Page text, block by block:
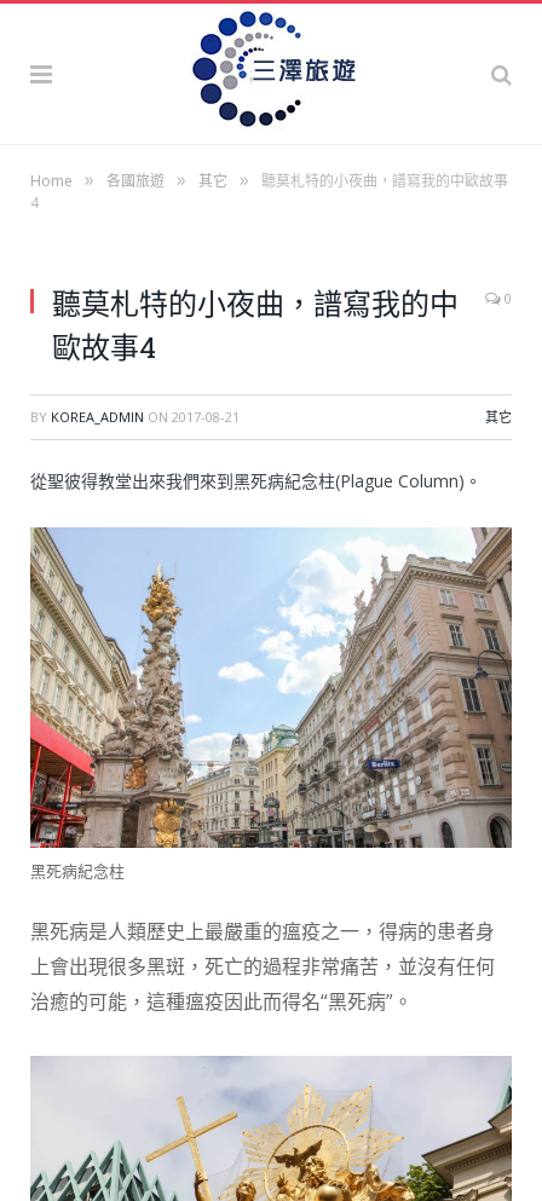
Home » 各國旅遊 » 其它 »
聽莫札特的小夜曲，譜寫我的中歐故事
4
聽莫札特的小夜曲，譜寫我的中
歐故事4
0
BY KOREA_ADMIN ON 2017-08-21 其它
從聖彼得教堂出來我們來到黑死病紀念柱(Plague Column)。
黑死病紀念柱
黑死病是人類歷史上最嚴重的瘟疫之一，得病的患者身
上會出現很多黑斑，死亡的過程非常痛苦，並沒有任何
治癒的可能，這種瘟疫因此而得名“黑死病”。